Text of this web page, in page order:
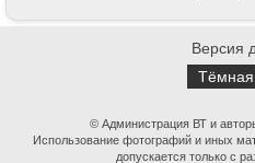
Версия
© Администрация ВТ и
Использование фотографий и иных
допускается только с